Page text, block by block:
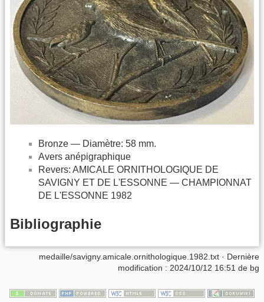
Bronze — Diamètre: 58 mm.
Avers anépigraphique
Revers: AMICALE ORNITHOLOGIQUE DE
SAVIGNY ET DE L'ESSONNE — CHAMPIONNAT
DE L'ESSONNE 1982
Bibliographie
medaille/savigny.amicale.ornithologique.1982.txt · Dernière
modification : 2024/10/12 16:51 de bg